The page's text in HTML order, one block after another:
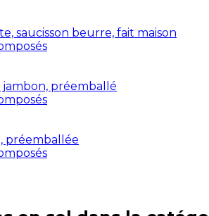
saucisson beurre, fait maison
préemballé
préemballée